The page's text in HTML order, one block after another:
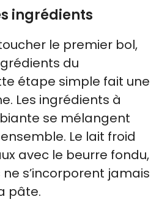
ingrédients
le premier bol,
du
étape simple fait une
Les ingrédients à
se mélangent
Le lait froid
avec le beurre fondu,
s’incorporent jamais
pâte.